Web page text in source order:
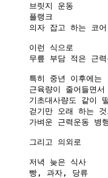
브릿지 운동
플랭크
의자 잡고 하는 코
이런 식으로
무릎 부담 적은 근
특히 중년 이후에는
근육량이 줄어들면서
기초대사량도 같이
걷기만 오래 하는 것
가벼운 근력운동 병
그리고 의외로
저녁 늦은 식사
빵, 과자, 당류